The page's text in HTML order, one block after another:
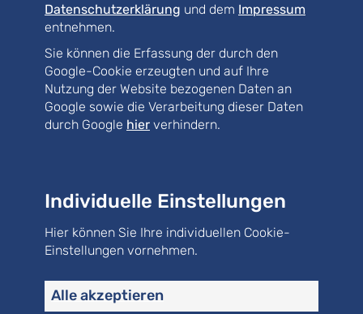
Tragwerke
Neubau
Bauen im Bestand
Kläranlage
Kanalisation
Erschließung
Datenschutzerklärung und dem Impressum
entnehmen.
Sie können die Erfassung der durch den
Google-Cookie erzeugten und auf Ihre
Nutzung der Website bezogenen Daten an
Google sowie die Verarbeitung dieser Daten
durch Google hier verhindern.
Individuelle Einstellungen
Hier können Sie Ihre individuellen Cookie-
Einstellungen vornehmen.
Alle akzeptieren